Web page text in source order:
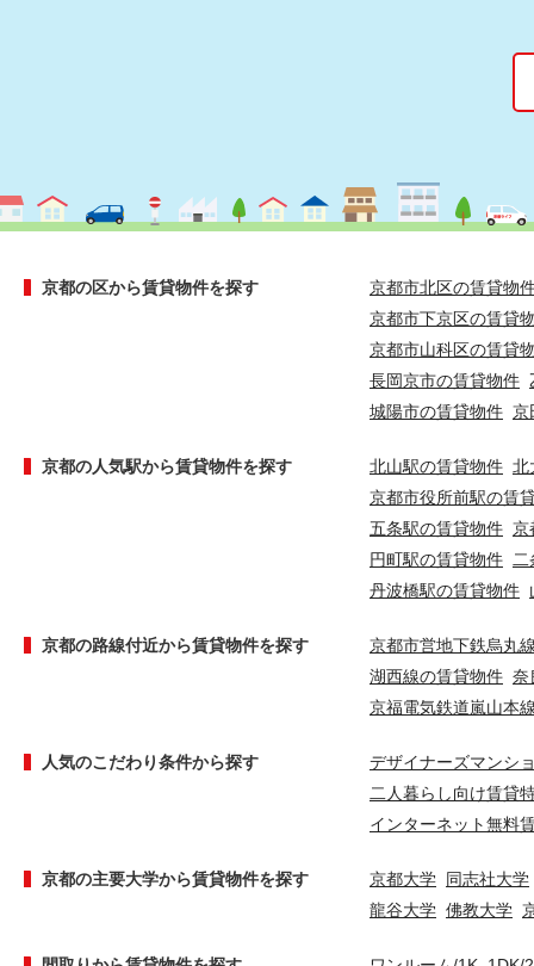
京都の区から賃貸物件を探す
京都市北区の賃貸物
京都市下京区の賃貸
京都市山科区の賃貸
長岡京市の賃貸物件
城陽市の賃貸物件 京
京都の人気駅から賃貸物件を探す 北山駅の賃貸物件 北
京都市役所前駅の賃
五条駅の賃貸物件 京
円町駅の賃貸物件
丹波橋駅の賃貸物件
京都の路線付近から賃貸物件を探す
京都市営地下鉄烏丸
湖西線の賃貸物件 奈
京福電気鉄道嵐山本
人気のこだわり条件から探す
デザイナーズマンシ
二人暮らし向け賃貸
インターネット無料
京都の主要大学から賃貸物件を探す 京都大学 同志社大学
龍谷大学 佛教大学